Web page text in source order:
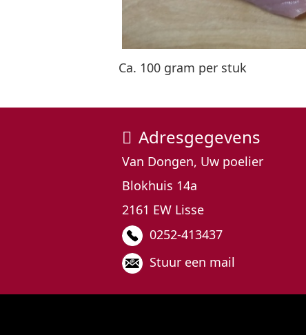
Ca. 100 gram per stuk
Adresgegevens
Van Dongen, Uw poelier
Blokhuis 14a
2161 EW Lisse
0252-413437
Stuur een mail